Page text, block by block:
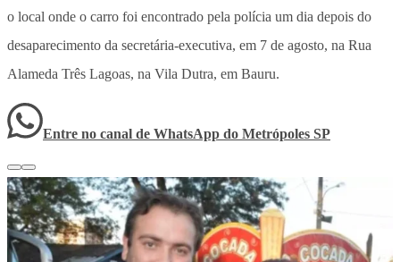
o local onde o carro foi encontrado pela polícia um dia depois do
desaparecimento da secretária-executiva, em 7 de agosto, na Rua
Alameda Três Lagoas, na Vila Dutra, em Bauru.
Entre no canal de WhatsApp do Metrópoles SP